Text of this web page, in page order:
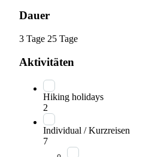
Dauer
3 Tage 25 Tage
Aktivitäten
Hiking holidays
2
Individual / Kurzreisen
7